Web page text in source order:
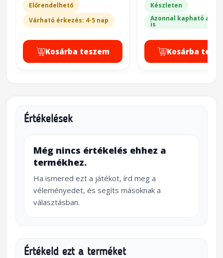
Előrendelhető
Várható érkezés: 4-5 nap
Kosárba teszem
Készleten
Azonnal kapható a
is
Kosárba
Értékelések
Még nincs értékelés ehhez a
termékhez.
Ha ismered ezt a játékot, írd meg a
véleményedet, és segíts másoknak a
választásban.
Értékeld ezt a terméket